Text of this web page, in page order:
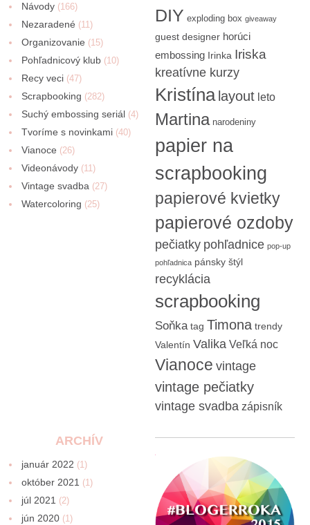
Návody (166)
Nezaradené (11)
Organizovanie (15)
Pohľadnicový klub (10)
Recy veci (47)
Scrapbooking (282)
Suchý embossing seriál (4)
Tvoríme s novinkami (40)
Vianoce (26)
Videonávody (11)
Vintage svadba (27)
Watercoloring (25)
DIY exploding box giveaway
guest designer horúci
embossing Irinka Iriska
kreatívne kurzy
Kristína layout leto
Martina narodeniny
papier na
scrapbooking
papierové kvietky
papierové ozdoby
pečiatky pohľadnice pop-up
pohľadnica pánsky štýl
recyklácia
scrapbooking
Soňka tag Timona trendy
Valentín Valika Veľká noc
Vianoce vintage
vintage pečiatky
vintage svadba zápisník
ARCHÍV
január 2022 (1)
október 2021 (1)
júl 2021 (2)
jún 2020 (1)